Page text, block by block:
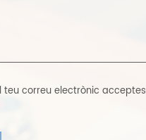
teu correu electrònic acceptes